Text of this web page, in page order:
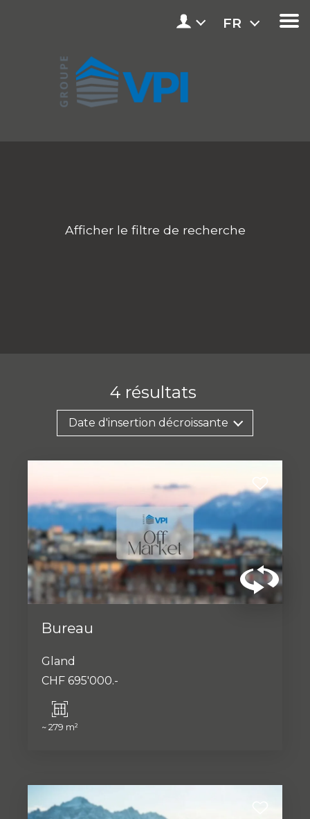
FR
Afficher le filtre de recherche
4 résultats
Date d'insertion décroissante
Bureau
Gland
CHF 695'000.-
~ 279 m²